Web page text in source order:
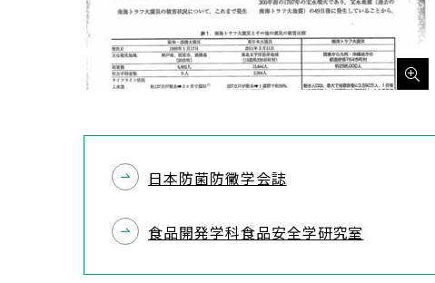
日本防菌防黴学会誌
食品開発学科食品安全学研究室